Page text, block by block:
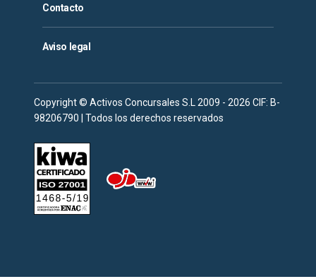
Contacto
Aviso legal
Copyright © Activos Concursales S.L 2009 - 2026 CIF: B-
98206790 | Todos los derechos reservados